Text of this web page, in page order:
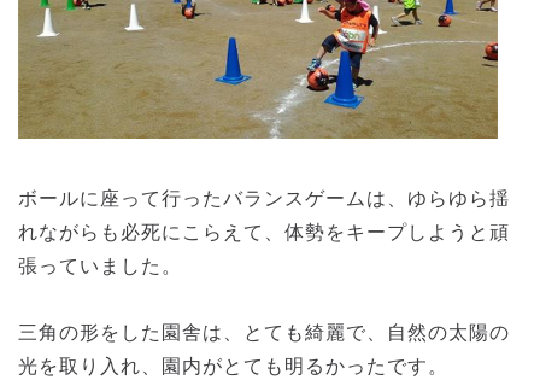
ボールに座って行ったバランスゲームは、ゆらゆら揺
れながらも必死にこらえて、体勢をキープしようと頑
張っていました。
三角の形をした園舎は、とても綺麗で、自然の太陽の
光を取り入れ、園内がとても明るかったです。